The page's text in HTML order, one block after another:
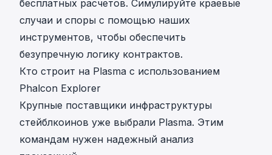
бесплатных расчетов. Симулируйте краевые
случаи и споры с помощью наших
инструментов, чтобы обеспечить
безупречную логику контрактов.
Кто строит на Plasma с использованием
Phalcon Explorer
Крупные поставщики инфраструктуры
стейблкоинов уже выбрали Plasma. Этим
командам нужен надежный анализ